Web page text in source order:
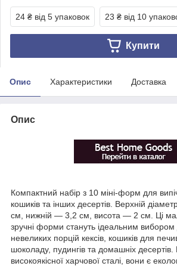
24 ₴ від 5 упаковок 23 ₴ від 10
Купити
Опис Характеристики Доставка
Опис
Компактний набір з 10 міні-форм для
кошиків та інших десертів. Верхній
см, нижній — 3,2 см, висота — 2 см. Ці
зручні форми стануть ідеальним вибором
невеликих порцій кексів, кошиків для
шоколаду, пудингів та домашніх десертів.
високоякісної харчової сталі, вони є